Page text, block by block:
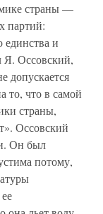
страны —
партий:
и
Я. Оссовский,
допускается
то, что в самой
страны,
Оссовский
Он был
потому,